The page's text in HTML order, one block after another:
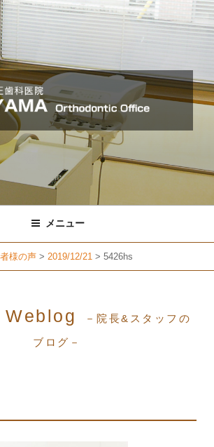
メニュー
様の声 > 2019/12/21 > 5426hs
Weblog －院長&スタッフの
ブログ－